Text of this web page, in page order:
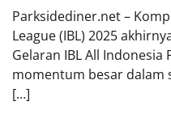
Parksidediner.net –
League (IBL) 2025
Gelaran IBL All Indonesia
momentum besar dalam
[…]